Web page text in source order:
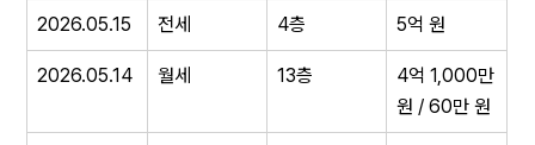
2026.05.15 전세 4층 5억 원
2026.05.14 월세 13층
4억 1,000만
원 / 60만 원